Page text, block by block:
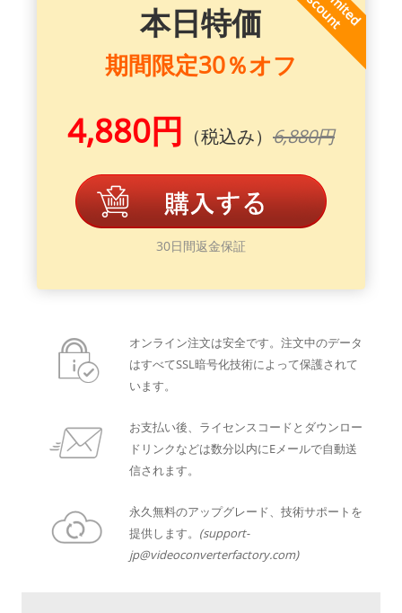
本日特価
期間限定30％オフ
4,880円 （税込み） 6,880円
30日間返金保証
オンライン注文は安全です。注文中のデータ
はすべてSSL暗号化技術によって保護されて
います。
お支払い後、ライセンスコードとダウンロー
ドリンクなどは数分以内にEメールで自動送
信されます。
永久無料のアップグレード、技術サポートを
提供します。 (support-
jp@videoconverterfactory.com)